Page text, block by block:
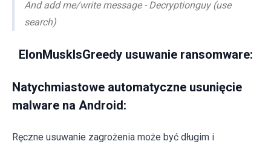
And add me/write message - Decryptionguy (use
search)
ElonMuskIsGreedy usuwanie ransomware:
Natychmiastowe automatyczne usunięcie
malware na Android:
Ręczne usuwanie zagrożenia może być długim i